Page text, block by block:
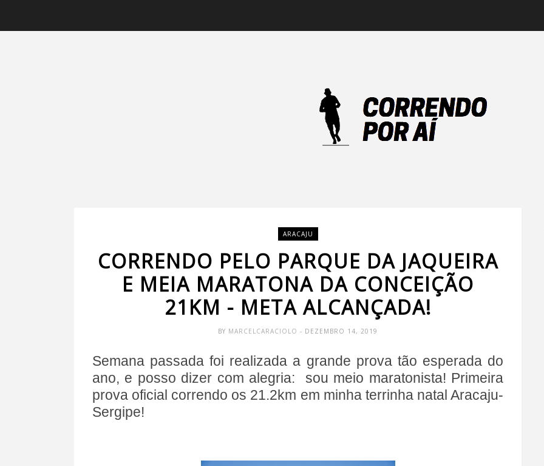
ARACAJU
CORRENDO PELO PARQUE DA JAQUEIRA
E MEIA MARATONA DA CONCEIÇÃO
21KM - META ALCANÇADA!
BY MARCELCARACIOLO - DEZEMBRO 14, 2019
Semana passada foi realizada a grande prova tão esperada do
ano, e posso dizer com alegria: sou meio maratonista! Primeira
prova oficial correndo os 21.2km em minha terrinha natal Aracaju-
Sergipe!